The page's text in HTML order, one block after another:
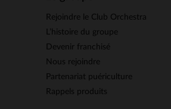
Rejoindre le Club Orchestra
L’histoire du groupe
Devenir franchisé
Nous rejoindre
Partenariat puériculture
Rappels produits